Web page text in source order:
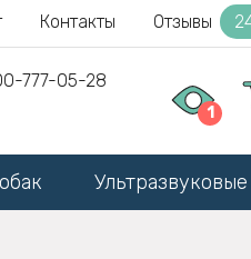
Контакты Отзывы
777-05-28
1
Ультразвуковые